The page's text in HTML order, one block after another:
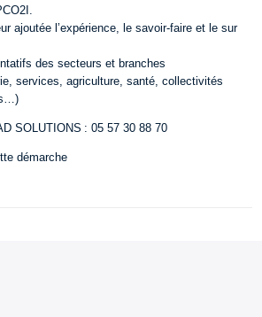
ajoutée l’expérience, le savoir-faire et le sur
des secteurs et branches
services, agriculture, santé, collectivités
SOLUTIONS : 05 57 30 88 70
démarche